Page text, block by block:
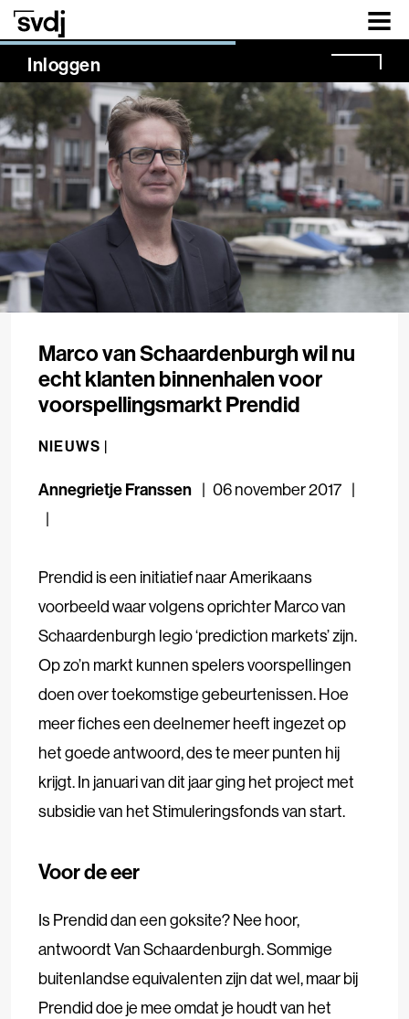
Naar hoofdinhoud
Inloggen
NaN%
Marco van Schaardenburgh wil nu
echt klanten binnenhalen voor
voorspellingsmarkt Prendid
NIEUWS |
Annegrietje Franssen 06 november 2017
Prendid is een initiatief naar Amerikaans
voorbeeld waar volgens oprichter Marco van
Schaardenburgh legio ‘prediction markets’ zijn.
Op zo’n markt kunnen spelers voorspellingen
doen over toekomstige gebeurtenissen. Hoe
meer fiches een deelnemer heeft ingezet op
het goede antwoord, des te meer punten hij
krijgt. In januari van dit jaar ging het project met
subsidie van het Stimuleringsfonds van start.
Voor de eer
Is Prendid dan een goksite? Nee hoor,
antwoordt Van Schaardenburgh. Sommige
buitenlandse equivalenten zijn dat wel, maar bij
Prendid doe je mee omdat je houdt van het